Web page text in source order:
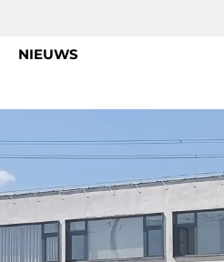
NIEUWS